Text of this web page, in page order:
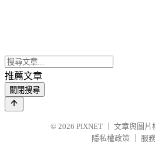
推薦文章
關閉搜尋
© 2026 PIXNET
文章與圖片
隱私權政策
服